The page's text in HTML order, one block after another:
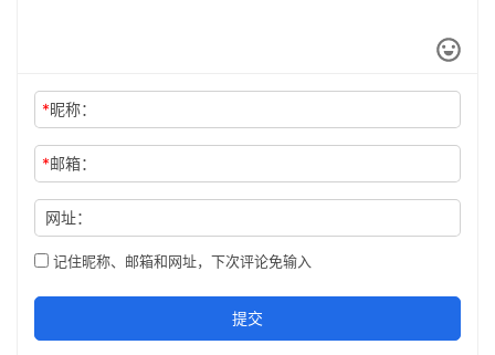
*昵称：
*邮箱：
网址：
记住昵称、邮箱和网址，下次评论免输入
提交